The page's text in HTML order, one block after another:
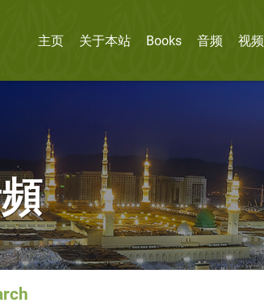
主页 关于本站 Books 音频 视频